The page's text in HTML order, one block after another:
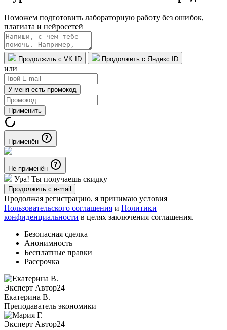
Поможем подготовить лабораторную работу без ошибок,
плагиата и нейросетей
Продолжить с VK ID Продолжить с Яндекс ID
или
У меня есть промокод
Применить
Применён
Не применён
Ура! Ты получаешь скидку
Продолжить с e-mail
Продолжая регистрацию, я принимаю условия
Пользовательского соглашения и Политики
конфиденциальности в целях заключения соглашения.
Безопасная сделка
Анонимность
Бесплатные правки
Рассрочка
Эксперт Автор24
Екатерина B.
Преподаватель экономики
Эксперт Автор24